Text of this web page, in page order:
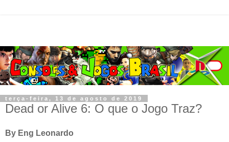
terça-feira, 13 de agosto de 2019
Dead or Alive 6: O que o Jogo Traz?
By Eng Leonardo